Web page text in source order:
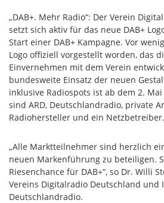
„DAB+. Mehr Radio“: Der Verein
setzt sich aktiv für das neue DAB+
Start einer DAB+ Kampagne. Vor
Logo offiziell vorgestellt worden, das
Einvernehmen mit dem Verein
bundesweite Einsatz der neuen
inklusive Radiospots ist ab dem 2.
sind ARD, Deutschlandradio, private
Radiohersteller und ein Netzbetreiber.
„Alle Marktteilnehmer sind herzlich
neuen Markenführung zu beteiligen.
Riesenchance für DAB+“, so Dr. Willi
Vereins Digitalradio Deutschland und
Deutschlandradio.